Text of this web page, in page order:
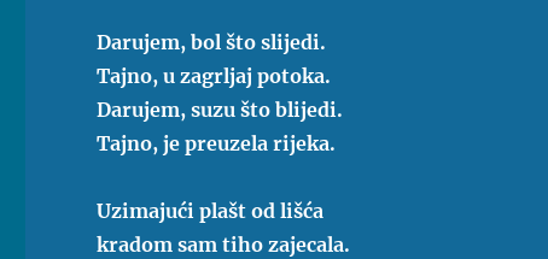
Darujem, bol što slijedi.
Tajno, u zagrljaj potoka.
Darujem, suzu što blijedi.
Tajno, je preuzela rijeka.
Uzimajući plašt od lišća
kradom sam tiho zajecala.